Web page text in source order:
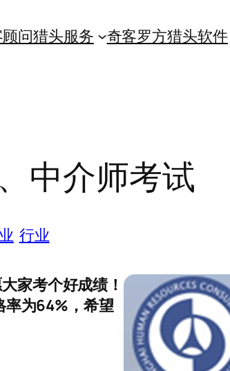
问猎头服务 奇客罗方猎头软件
中介师考试
行业
家考个好成绩！
率为64%，希望